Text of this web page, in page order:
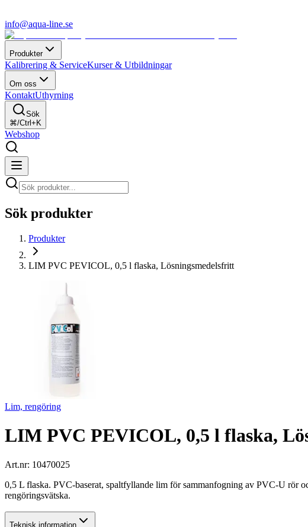
info@aqua-line.se
Produkter
Kalibrering & ServiceKurser & Utbildningar
Om oss
KontaktUthyrning
Sök
⌘/Ctrl+K
Webshop
Sök produkter
Produkter
LIM PVC PEVICOL, 0,5 l flaska, Lösningsmedelsfritt
Lim, rengöring
LIM PVC PEVICOL, 0,5 l flaska,
Art.nr: 10470025
0,5 L flaska. PVC-baserat, spaltfyllande lim för sammanfogning av PVC-U rör
rengöringsvätska.
Teknisk information